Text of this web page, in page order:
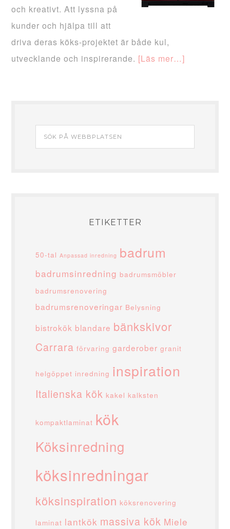
och kreativt. Att lyssna på
kunder och hjälpa till att
driva deras köks-projektet är både kul,
utvecklande och inspirerande. [Läs mer…]
ETIKETTER
50-tal Anpassad inredning badrum
badrumsinredning badrumsmöbler
badrumsrenovering
badrumsrenoveringar Belysning
bistrokök blandare bänkskivor
Carrara förvaring garderober granit
helgöppet inredning inspiration
Italienska kök kakel kalksten
kompaktlaminat kök
Köksinredning
köksinredningar
köksinspiration köksrenovering
laminat lantkök massiva kök Miele